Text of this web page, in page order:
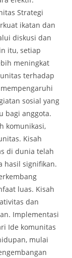
Strategi
ikatan dan
diskusi dan
itu, setiap
meningkat
terhadap
sosial yang
bagi anggota.
komunikasi,
Kisah
di dunia telah
hasil signifikan.
luas. Kisah
dan
Implementasi
Ide komunitas
mulai